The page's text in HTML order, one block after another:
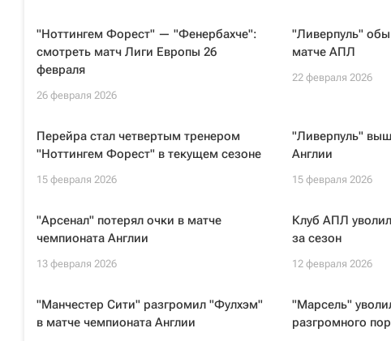
"Ноттингем Форест" — "Фенербахче":
смотреть матч Лиги Европы 26
февраля
26 февраля 2026
"Ливерпуль"
матче АПЛ
22 февраля 2026
Перейра стал четвертым тренером
"Ноттингем Форест" в текущем сезоне
15 февраля 2026
"Ливерпуль"
Англии
15 февраля 2026
"Арсенал" потерял очки в матче
чемпионата Англии
13 февраля 2026
Клуб АПЛ
за сезон
12 февраля 2026
"Манчестер Сити" разгромил "Фулхэм"
в матче чемпионата Англии
"Марсель"
разгромного